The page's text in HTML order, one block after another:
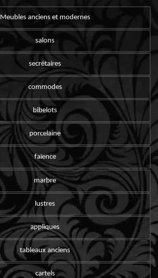
Meubles anciens et modernes
salons
secrétaires
commodes
bibelots
porcelaine
faïence
marbre
lustres
appliques
tableaux anciens
cartels